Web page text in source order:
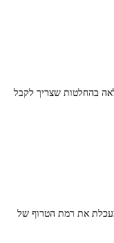
בהחלטות שצריך לקבל
את רמת הטרוף של